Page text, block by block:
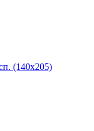
(140х205)